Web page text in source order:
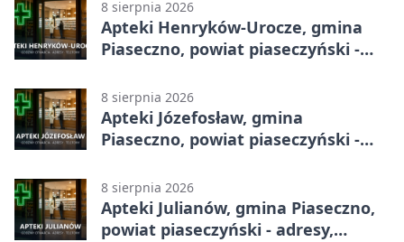
8 sierpnia 2026
Apteki Henryków-Urocze, gmina
Piaseczno, powiat piaseczyński -
8 sierpnia 2026
Apteki Józefosław, gmina
Piaseczno, powiat piaseczyński -
8 sierpnia 2026
Apteki Julianów, gmina Piaseczno,
powiat piaseczyński - adresy,